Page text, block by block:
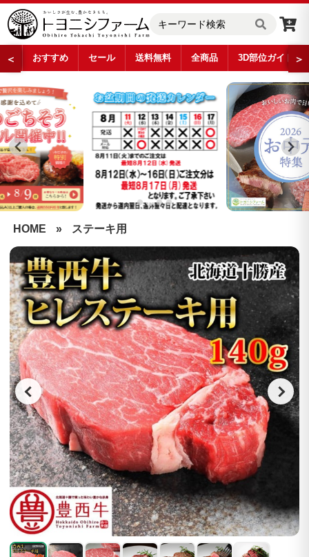
＜ おすすめ セール 送料無料 全商品 3D部位ガイド ＞
HOME » ステーキ用